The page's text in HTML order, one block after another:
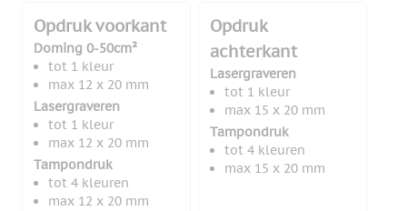
Opdruk voorkant
Doming 0-50cm²
tot 1 kleur
max 12 x 20 mm
Lasergraveren
tot 1 kleur
max 12 x 20 mm
Tampondruk
tot 4 kleuren
max 12 x 20 mm
Opdruk
achterkant
Lasergraveren
tot 1 kleur
max 15 x 20 mm
Tampondruk
tot 4 kleuren
max 15 x 20 mm